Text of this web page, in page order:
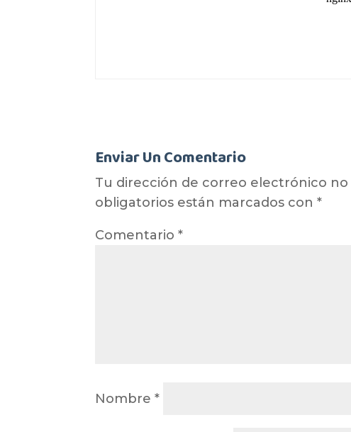
Enviar Un Comentario
Tu dirección de correo electrónico no
obligatorios están marcados con*
Comentario*
Nombre*